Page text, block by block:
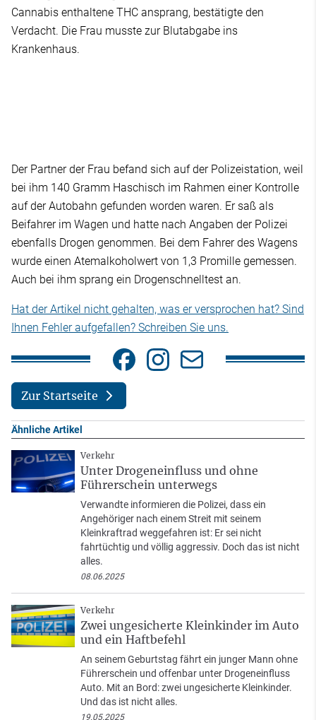
Cannabis enthaltene THC ansprang, bestätigte den
Verdacht. Die Frau musste zur Blutabgabe ins
Krankenhaus.
Der Partner der Frau befand sich auf der Polizeistation, weil
bei ihm 140 Gramm Haschisch im Rahmen einer Kontrolle
auf der Autobahn gefunden worden waren. Er saß als
Beifahrer im Wagen und hatte nach Angaben der Polizei
ebenfalls Drogen genommen. Bei dem Fahrer des Wagens
wurde einen Atemalkoholwert von 1,3 Promille gemessen.
Auch bei ihm sprang ein Drogenschnelltest an.
Hat der Artikel nicht gehalten, was er versprochen hat? Sind
Ihnen Fehler aufgefallen? Schreiben Sie uns.
Zur Startseite
Ähnliche Artikel
Verkehr
Unter Drogeneinfluss und ohne
Führerschein unterwegs
Verwandte informieren die Polizei, dass ein
Angehöriger nach einem Streit mit seinem
Kleinkraftrad weggefahren ist: Er sei nicht
fahrtüchtig und völlig aggressiv. Doch das ist nicht
alles.
08.06.2025
Verkehr
Zwei ungesicherte Kleinkinder im Auto
und ein Haftbefehl
An seinem Geburtstag fährt ein junger Mann ohne
Führerschein und offenbar unter Drogeneinfluss
Auto. Mit an Bord: zwei ungesicherte Kleinkinder.
Und das ist nicht alles.
19.05.2025